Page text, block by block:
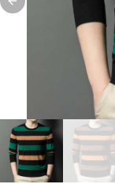
Previous slide